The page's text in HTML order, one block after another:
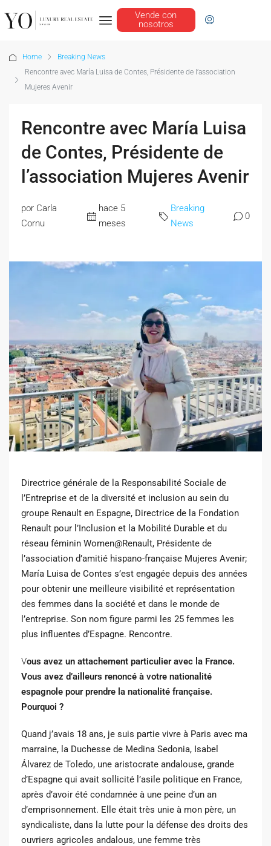
Vende con
nosotros
Home
Breaking News
Rencontre avec María Luisa de Contes, Présidente de l’association
Mujeres Avenir
Rencontre avec María Luisa
de Contes, Présidente de
l’association Mujeres Avenir
por Carla
Cornu
hace 5
meses
Breaking
News
0
Directrice générale de la Responsabilité Sociale de
l’Entreprise et de la diversité et inclusion au sein du
groupe Renault en Espagne, Directrice de la Fondation
Renault pour l’Inclusion et la Mobilité Durable et du
réseau féminin Women@Renault, Présidente de
l’association d’amitié hispano-française Mujeres Avenir;
María Luisa de Contes s’est engagée depuis des années
pour obtenir une meilleure visibilité et représentation
des femmes dans la société et dans le monde de
l’entreprise. Son nom figure parmi les 25 femmes les
plus influentes d’Espagne. Rencontre.
Vous avez un attachement particulier avec la France.
Vous avez d’ailleurs renoncé à votre nationalité
espagnole pour prendre la nationalité française.
Pourquoi ?
Quand j’avais 18 ans, je suis partie vivre à Paris avec ma
marraine, la Duchesse de Medina Sedonia, Isabel
Álvarez de Toledo, une aristocrate andalouse, grande
d’Espagne qui avait sollicité l’asile politique en France,
après d’avoir été condamnée à une peine d’un an
d’emprisonnement. Elle était très unie à mon père, un
syndicaliste, dans la lutte pour la défense des droits des
ouvriers agricoles andalous, une femme très